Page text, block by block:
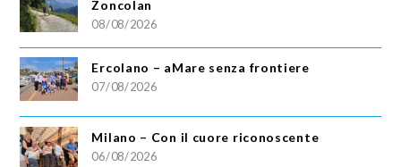
Zoncolan
08/08/2026
Ercolano – aMare senza frontiere
07/08/2026
Milano – Con il cuore riconoscente
06/08/2026